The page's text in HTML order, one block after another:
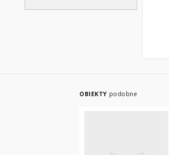
OBIEKTY podobne